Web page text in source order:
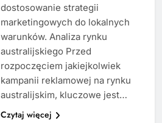
dostosowanie strategii
marketingowych do lokalnych
warunków. Analiza rynku
australijskiego Przed
rozpoczęciem jakiejkolwiek
kampanii reklamowej na rynku
australijskim, kluczowe jest…
Czytaj więcej